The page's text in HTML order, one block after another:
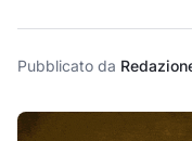
Pubblicato da